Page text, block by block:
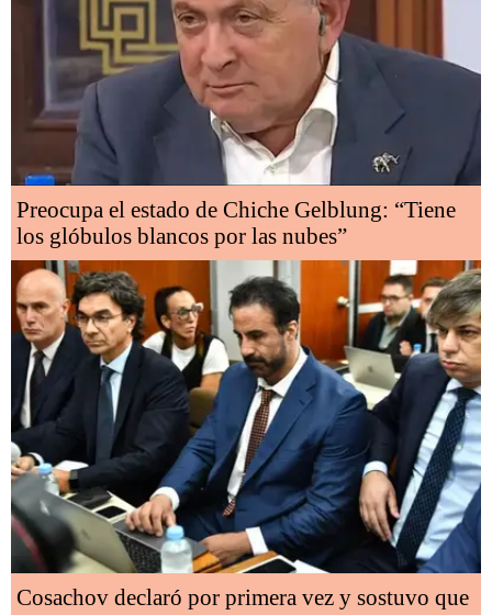
Preocupa el estado de Chiche Gelblung: “Tiene
los glóbulos blancos por las nubes”
Cosachov declaró por primera vez y sostuvo que